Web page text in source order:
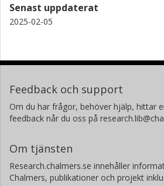
Forskning Andra publikationer
Satu Innamaa
Teknologian Tutkimuskeskus (VTT)
Thomas Streubel
Forskning Andra publikationer
Senast uppdaterat
2025-02-05
Feedback och support
Om du har frågor, behöver hjälp, hittar
feedback når du oss på
Om tjänsten
Research.chalmers.se innehåller
Chalmers, publikationer och projekt